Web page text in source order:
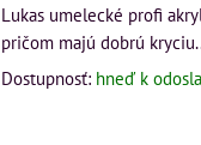
Lukas umelecké profi
pričom majú dobrú
Dostupnosť: hneď k